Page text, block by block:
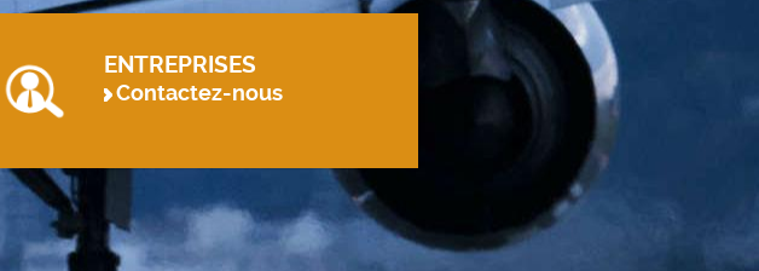
ENTREPRISES
Contactez-nous